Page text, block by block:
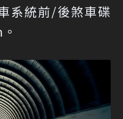
系統前/後煞車碟